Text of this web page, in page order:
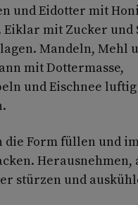
und Eidotter mit
mit Zucker und
Mandeln, Mehl
mit Dottermasse,
und Eischnee luftig
die Form füllen und
Herausnehmen,
stürzen und